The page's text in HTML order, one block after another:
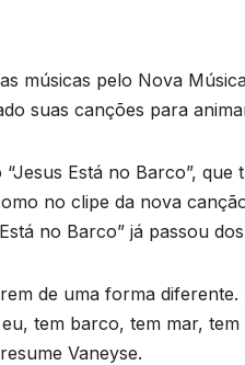
músicas pelo Nova
suas canções para
Está no Barco”,
no clipe da nova
no Barco” já passou
de uma forma
tem barco, tem mar,
Vaneyse.